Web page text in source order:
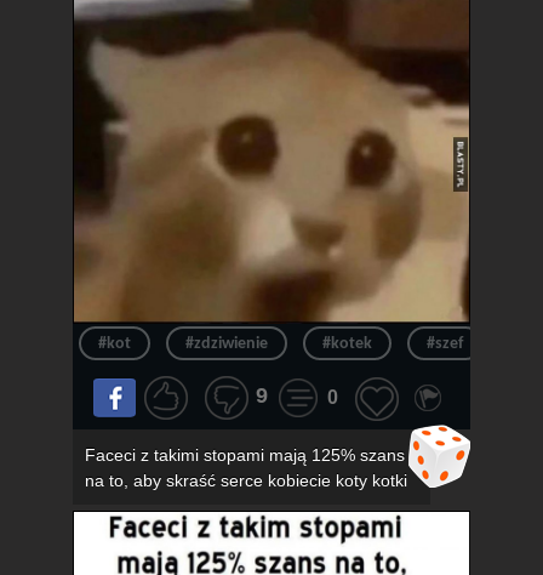
#kot #zdziwienie #kotek #szef
9 0
Faceci z takimi stopami mają 125% szans
na to, aby skraść serce kobiecie koty kotki